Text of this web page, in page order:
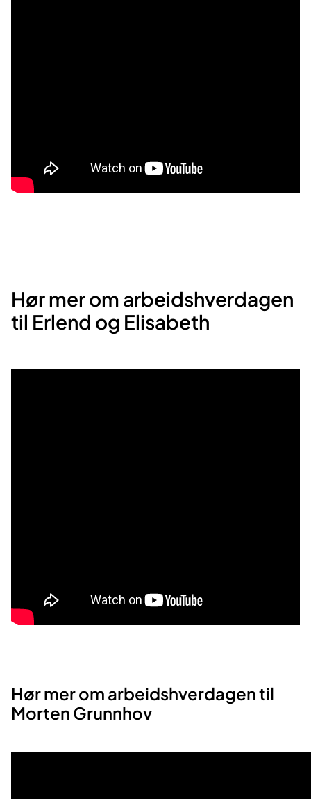
Hør mer om arbeidshverdagen
til Erlend og Elisabeth
​Hør mer om arbeidshverdagen til
Morten Grunnhov